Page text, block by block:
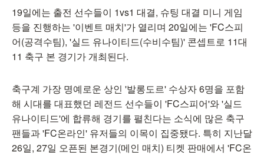
19일에는 출전 선수들이 1vs1 대결, 슈팅 대결 미니 게임
등을 진행하는 '이벤트 매치'가 열리며 20일에는 'FC스피
어(공격수팀), '실드 유나이티드(수비수팀)' 콘셉트로 11대
11 축구 본 경기가 개최된다.
축구계 가장 명예로운 상인 '발롱도르' 수상자 6명을 포함
해 시대를 대표했던 레전드 선수들이 'FC스피어'와 '실드
유나이티드'에 합류해 경기를 펼친다는 소식에 많은 축구
팬들과 'FC온라인' 유저들의 이목이 집중됐다. 특히 지난달
26일, 27일 오픈된 본경기(메인 매치) 티켓 판매에서 'FC온